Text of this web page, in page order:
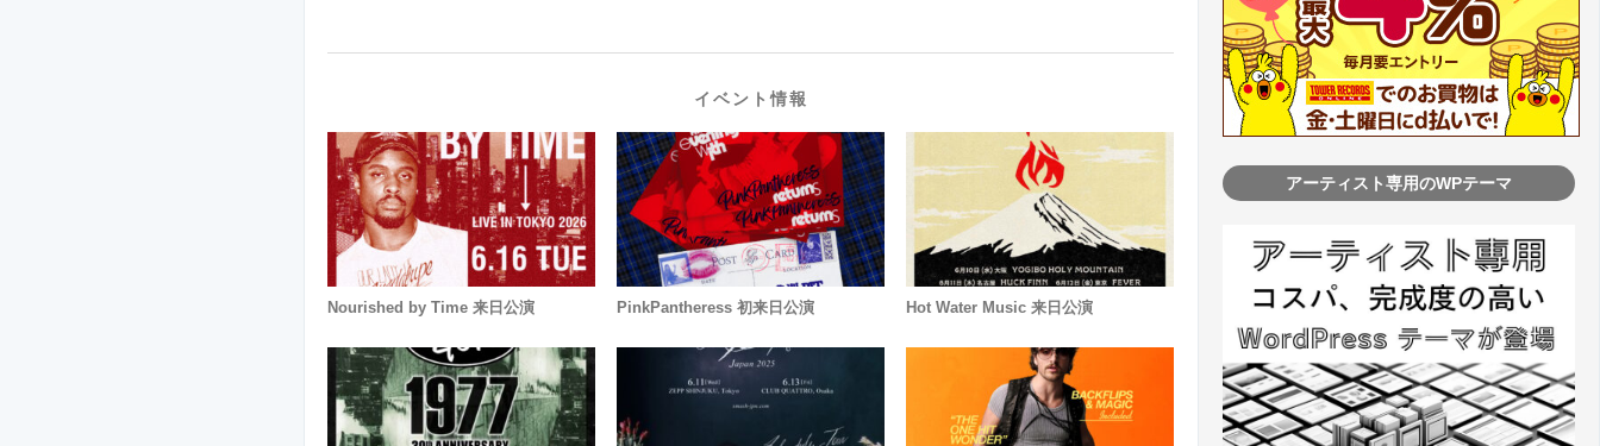
イベント情報
Nourished by Time 来日公演 PinkPantheress 初来日公演 Hot Water Music 来日公演
アーティスト専用のWPテーマ